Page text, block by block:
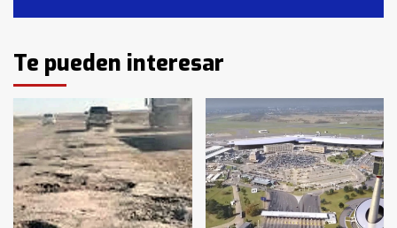
3
Identidad de los adolescentes
pampeanos que fueron
en la mañana del lunes
4
Accidente en Ruta 5: falleció un
joven de Trenque Lauquen
Te pueden interesar